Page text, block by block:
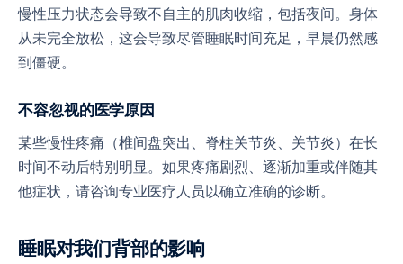
慢性压力状态会导致不自主的肌肉收缩，包括夜间。身体
从未完全放松，这会导致尽管睡眠时间充足，早晨仍然感
到僵硬。
不容忽视的医学原因
某些慢性疼痛（椎间盘突出、脊柱关节炎、关节炎）在长
时间不动后特别明显。如果疼痛剧烈、逐渐加重或伴随其
他症状，请咨询专业医疗人员以确立准确的诊断。
睡眠对我们背部的影响